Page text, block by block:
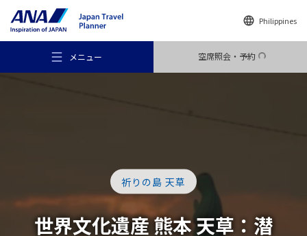
Philippines
メニュー 空席照会・予約
旅のアイデア
祈りの島 天草
世界文化遺産 熊本 天草： 潜